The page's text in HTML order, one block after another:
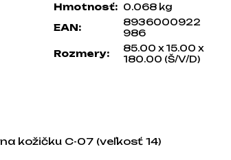
Hmotnosť: 0.068 kg
EAN:
8936000922
986
Rozmery:
85.00 x 15.00 x
180.00 (Š/V/D)
kožičku C-07 (veľkosť 14)